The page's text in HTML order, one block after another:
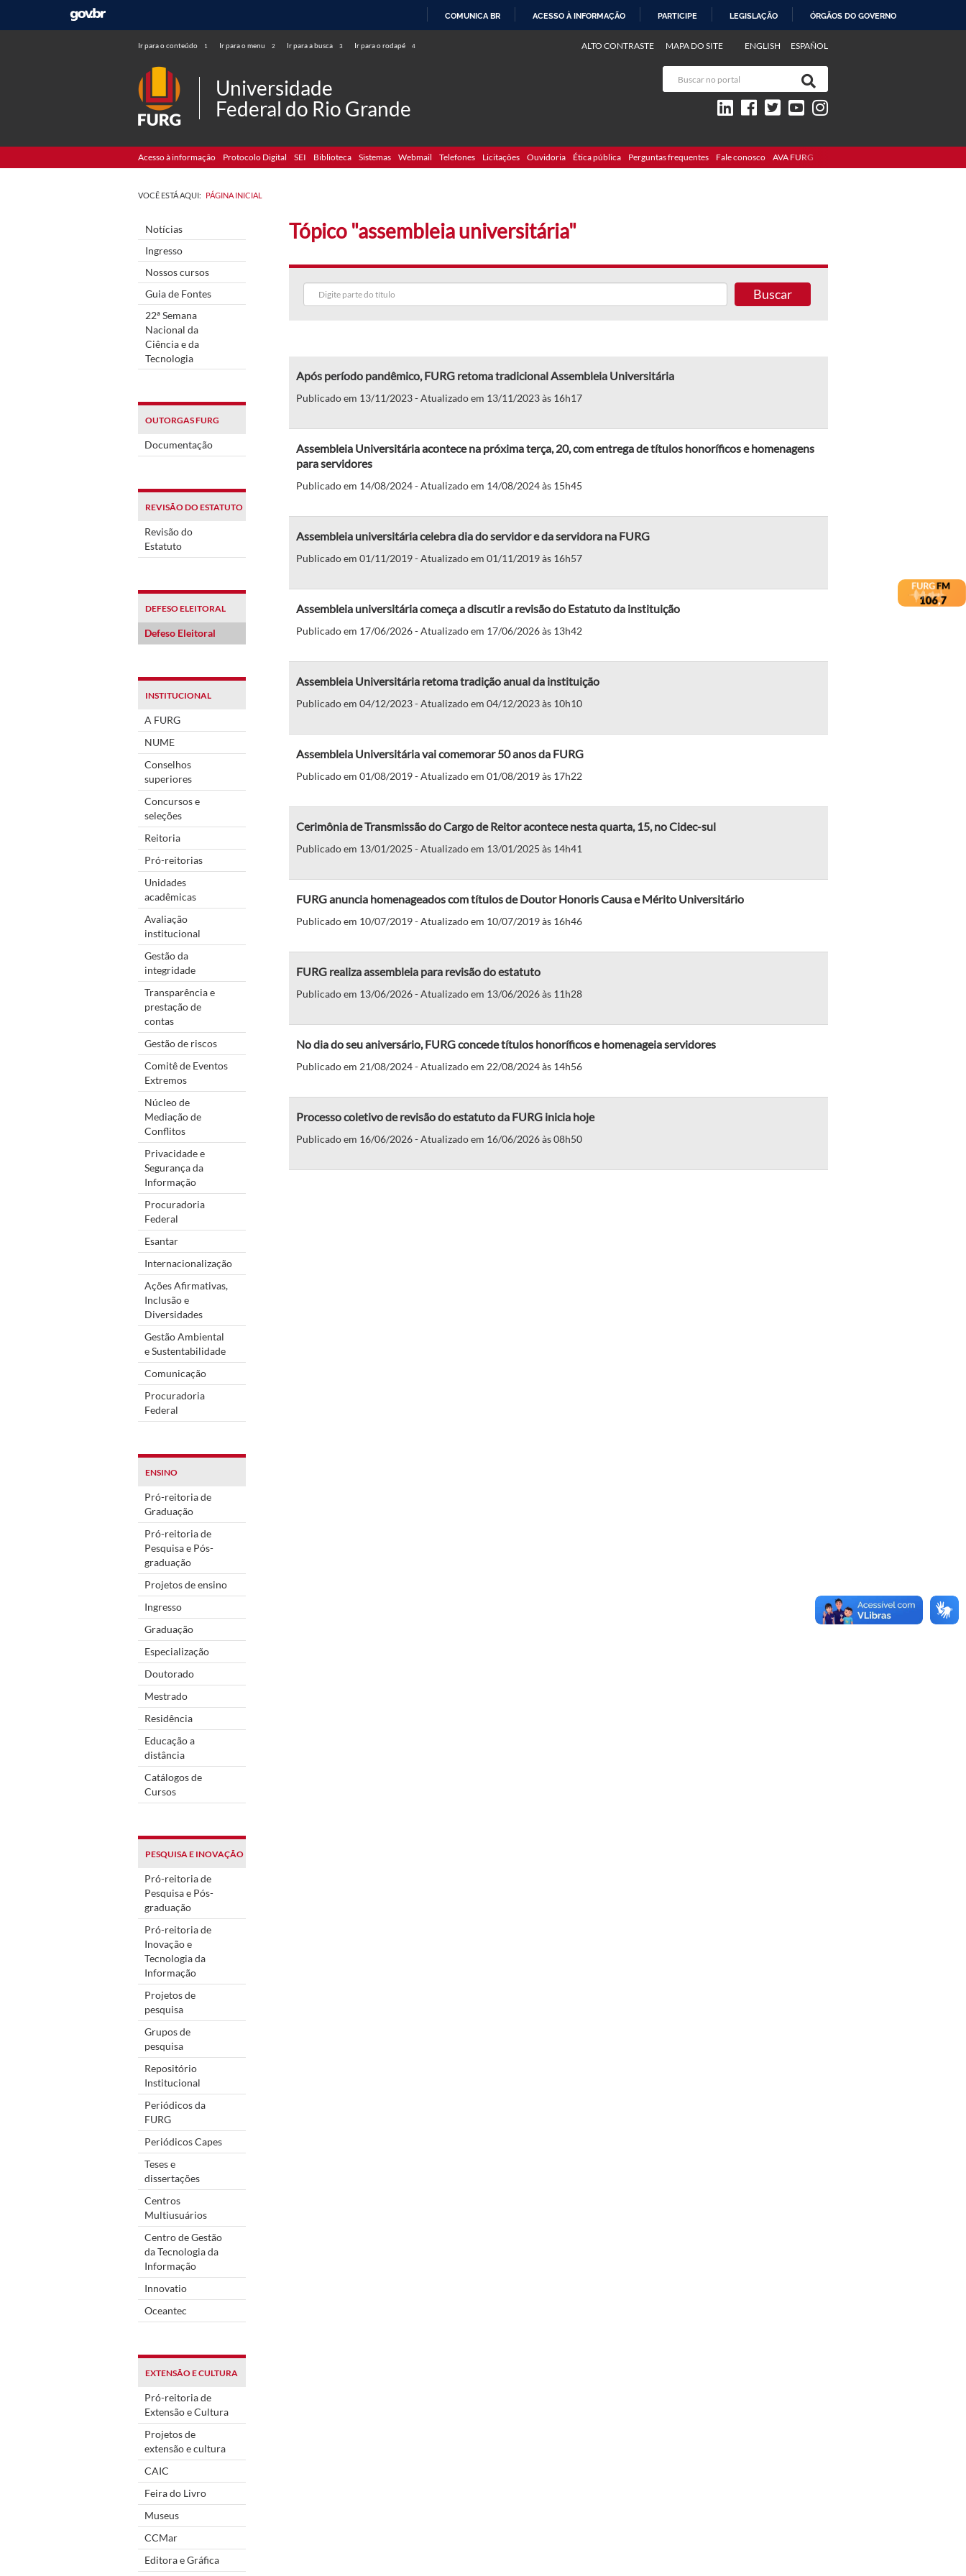
COMUNICA BR ACESSO À INFORMAÇÃO PARTICIPE LEGISLAÇÃO ÓRGÃOS DO GOVERNO
Ir para o conteúdo 1 Ir para o menu 2 Ir para a busca 3 Ir para o rodapé 4 ENGLISH ESPAÑOL
ALTO CONTRASTE MAPA DO SITE
Universidade
Federal do Rio Grande
Acesso à informação Protocolo Digital SEI Biblioteca Sistemas Webmail Telefones Licitações Ouvidoria Ética pública Perguntas frequentes Fale conosco AVA FURG
VOCÊ ESTÁ AQUI: PÁGINA INICIAL
Notícias
Ingresso
Nossos cursos
Guia de Fontes
22ª Semana
Nacional da
Ciência e da
Tecnologia
OUTORGAS FURG
Documentação
REVISÃO DO ESTATUTO
Revisão do
Estatuto
DEFESO ELEITORAL
Defeso Eleitoral
INSTITUCIONAL
A FURG
NUME
Conselhos
superiores
Concursos e
seleções
Reitoria
Pró-reitorias
Unidades
acadêmicas
Avaliação
institucional
Gestão da
integridade
Transparência e
prestação de
contas
Gestão de riscos
Comitê de Eventos
Extremos
Núcleo de
Mediação de
Conflitos
Privacidade e
Segurança da
Informação
Procuradoria
Federal
Esantar
Internacionalização
Ações Afirmativas,
Inclusão e
Diversidades
Gestão Ambiental
e Sustentabilidade
Comunicação
Procuradoria
Federal
ENSINO
Pró-reitoria de
Graduação
Pró-reitoria de
Pesquisa e Pós-
graduação
Projetos de ensino
Ingresso
Graduação
Especialização
Doutorado
Mestrado
Residência
Educação a
distância
Catálogos de
Cursos
PESQUISA E INOVAÇÃO
Pró-reitoria de
Pesquisa e Pós-
graduação
Pró-reitoria de
Inovação e
Tecnologia da
Informação
Projetos de
pesquisa
Grupos de
pesquisa
Repositório
Institucional
Periódicos da
FURG
Periódicos Capes
Teses e
dissertações
Centros
Multiusuários
Centro de Gestão
da Tecnologia da
Informação
Innovatio
Oceantec
EXTENSÃO E CULTURA
Pró-reitoria de
Extensão e Cultura
Projetos de
extensão e cultura
CAIC
Feira do Livro
Museus
CCMar
Editora e Gráfica
Tópico "assembleia universitária"
Buscar
Após período pandêmico, FURG retoma tradicional Assembleia Universitária
Publicado em 13/11/2023 - Atualizado em 13/11/2023 às 16h17
Assembleia Universitária acontece na próxima terça, 20, com entrega de títulos honoríficos e homenagens
para servidores
Publicado em 14/08/2024 - Atualizado em 14/08/2024 às 15h45
Assembleia universitária celebra dia do servidor e da servidora na FURG
Publicado em 01/11/2019 - Atualizado em 01/11/2019 às 16h57
Assembleia universitária começa a discutir a revisão do Estatuto da instituição
Publicado em 17/06/2026 - Atualizado em 17/06/2026 às 13h42
Assembleia Universitária retoma tradição anual da instituição
Publicado em 04/12/2023 - Atualizado em 04/12/2023 às 10h10
Assembleia Universitária vai comemorar 50 anos da FURG
Publicado em 01/08/2019 - Atualizado em 01/08/2019 às 17h22
Cerimônia de Transmissão do Cargo de Reitor acontece nesta quarta, 15, no Cidec-sul
Publicado em 13/01/2025 - Atualizado em 13/01/2025 às 14h41
FURG anuncia homenageados com títulos de Doutor Honoris Causa e Mérito Universitário
Publicado em 10/07/2019 - Atualizado em 10/07/2019 às 16h46
FURG realiza assembleia para revisão do estatuto
Publicado em 13/06/2026 - Atualizado em 13/06/2026 às 11h28
No dia do seu aniversário, FURG concede títulos honoríficos e homenageia servidores
Publicado em 21/08/2024 - Atualizado em 22/08/2024 às 14h56
Processo coletivo de revisão do estatuto da FURG inicia hoje
Publicado em 16/06/2026 - Atualizado em 16/06/2026 às 08h50